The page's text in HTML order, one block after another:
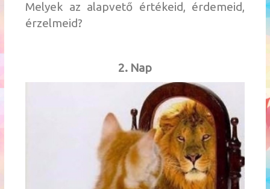
Melyek az alapvető értékeid, érdemeid,
érzelmeid?
2. Nap